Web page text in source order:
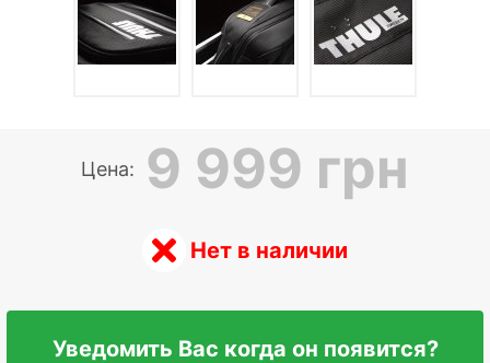
Цена: 9 999 грн
Нет в наличии
Уведомить Вас когда он появится?